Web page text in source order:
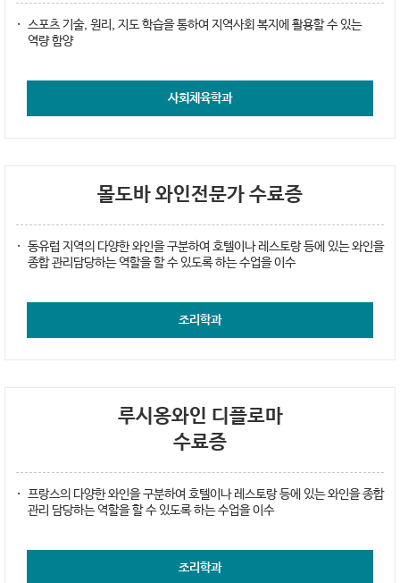
스포츠 기술, 원리, 지도 학습을 통하여 지역사회 복지에 활용할 수 있는
역량 함양
사회체육학과
몰도바 와인전문가 수료증
동유럽 지역의 다양한 와인을 구분하여 호텔이나 레스토랑 등에 있는 와인을
종합 관리담당하는 역할을 할 수 있도록 하는 수업을 이수
조리학과
루시옹와인 디플로마
수료증
프랑스의 다양한 와인을 구분하여 호텔이나 레스토랑 등에 있는 와인을 종합
관리 담당하는 역할을 할 수 있도록 하는 수업을 이수
조리학과